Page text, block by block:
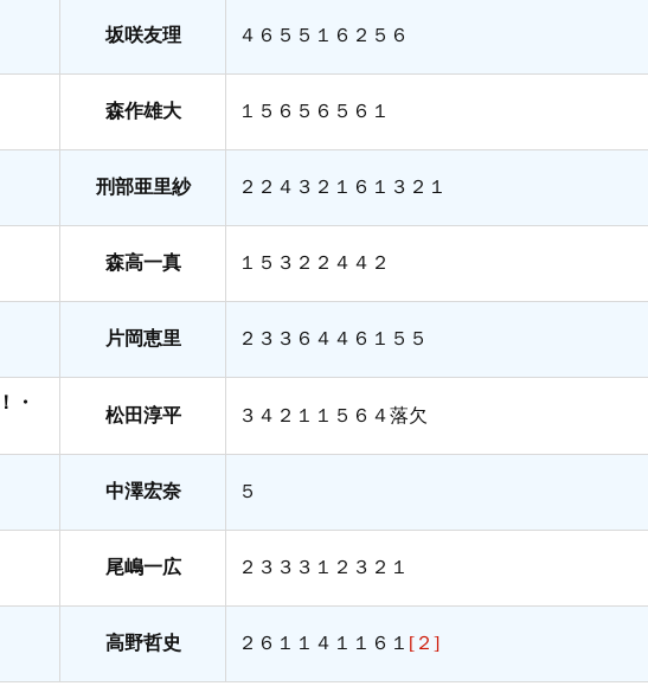
坂咲友理 ４６５５１６２５６
森作雄大 １５６５６５６１
刑部亜里紗 ２２４３２１６１３２１
森高一真 １５３２２４４２
片岡恵里 ２３３６４４６１５５
・
松田淳平 ３４２１１５６４落欠
中澤宏奈 ５
尾嶋一広 ２３３３１２３２１
高野哲史 ２６１１４１１６１ [２]